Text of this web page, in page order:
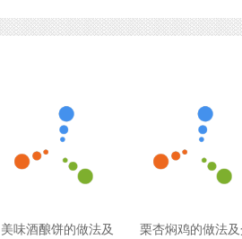
美味酒酿饼的做法及 栗杏焖鸡的做法